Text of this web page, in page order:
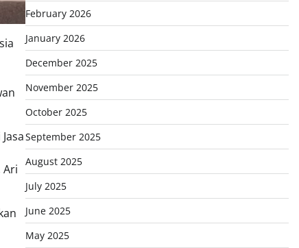
Ari
February 2026
January 2026
December 2025
November 2025
October 2025
September 2025
August 2025
July 2025
June 2025
May 2025